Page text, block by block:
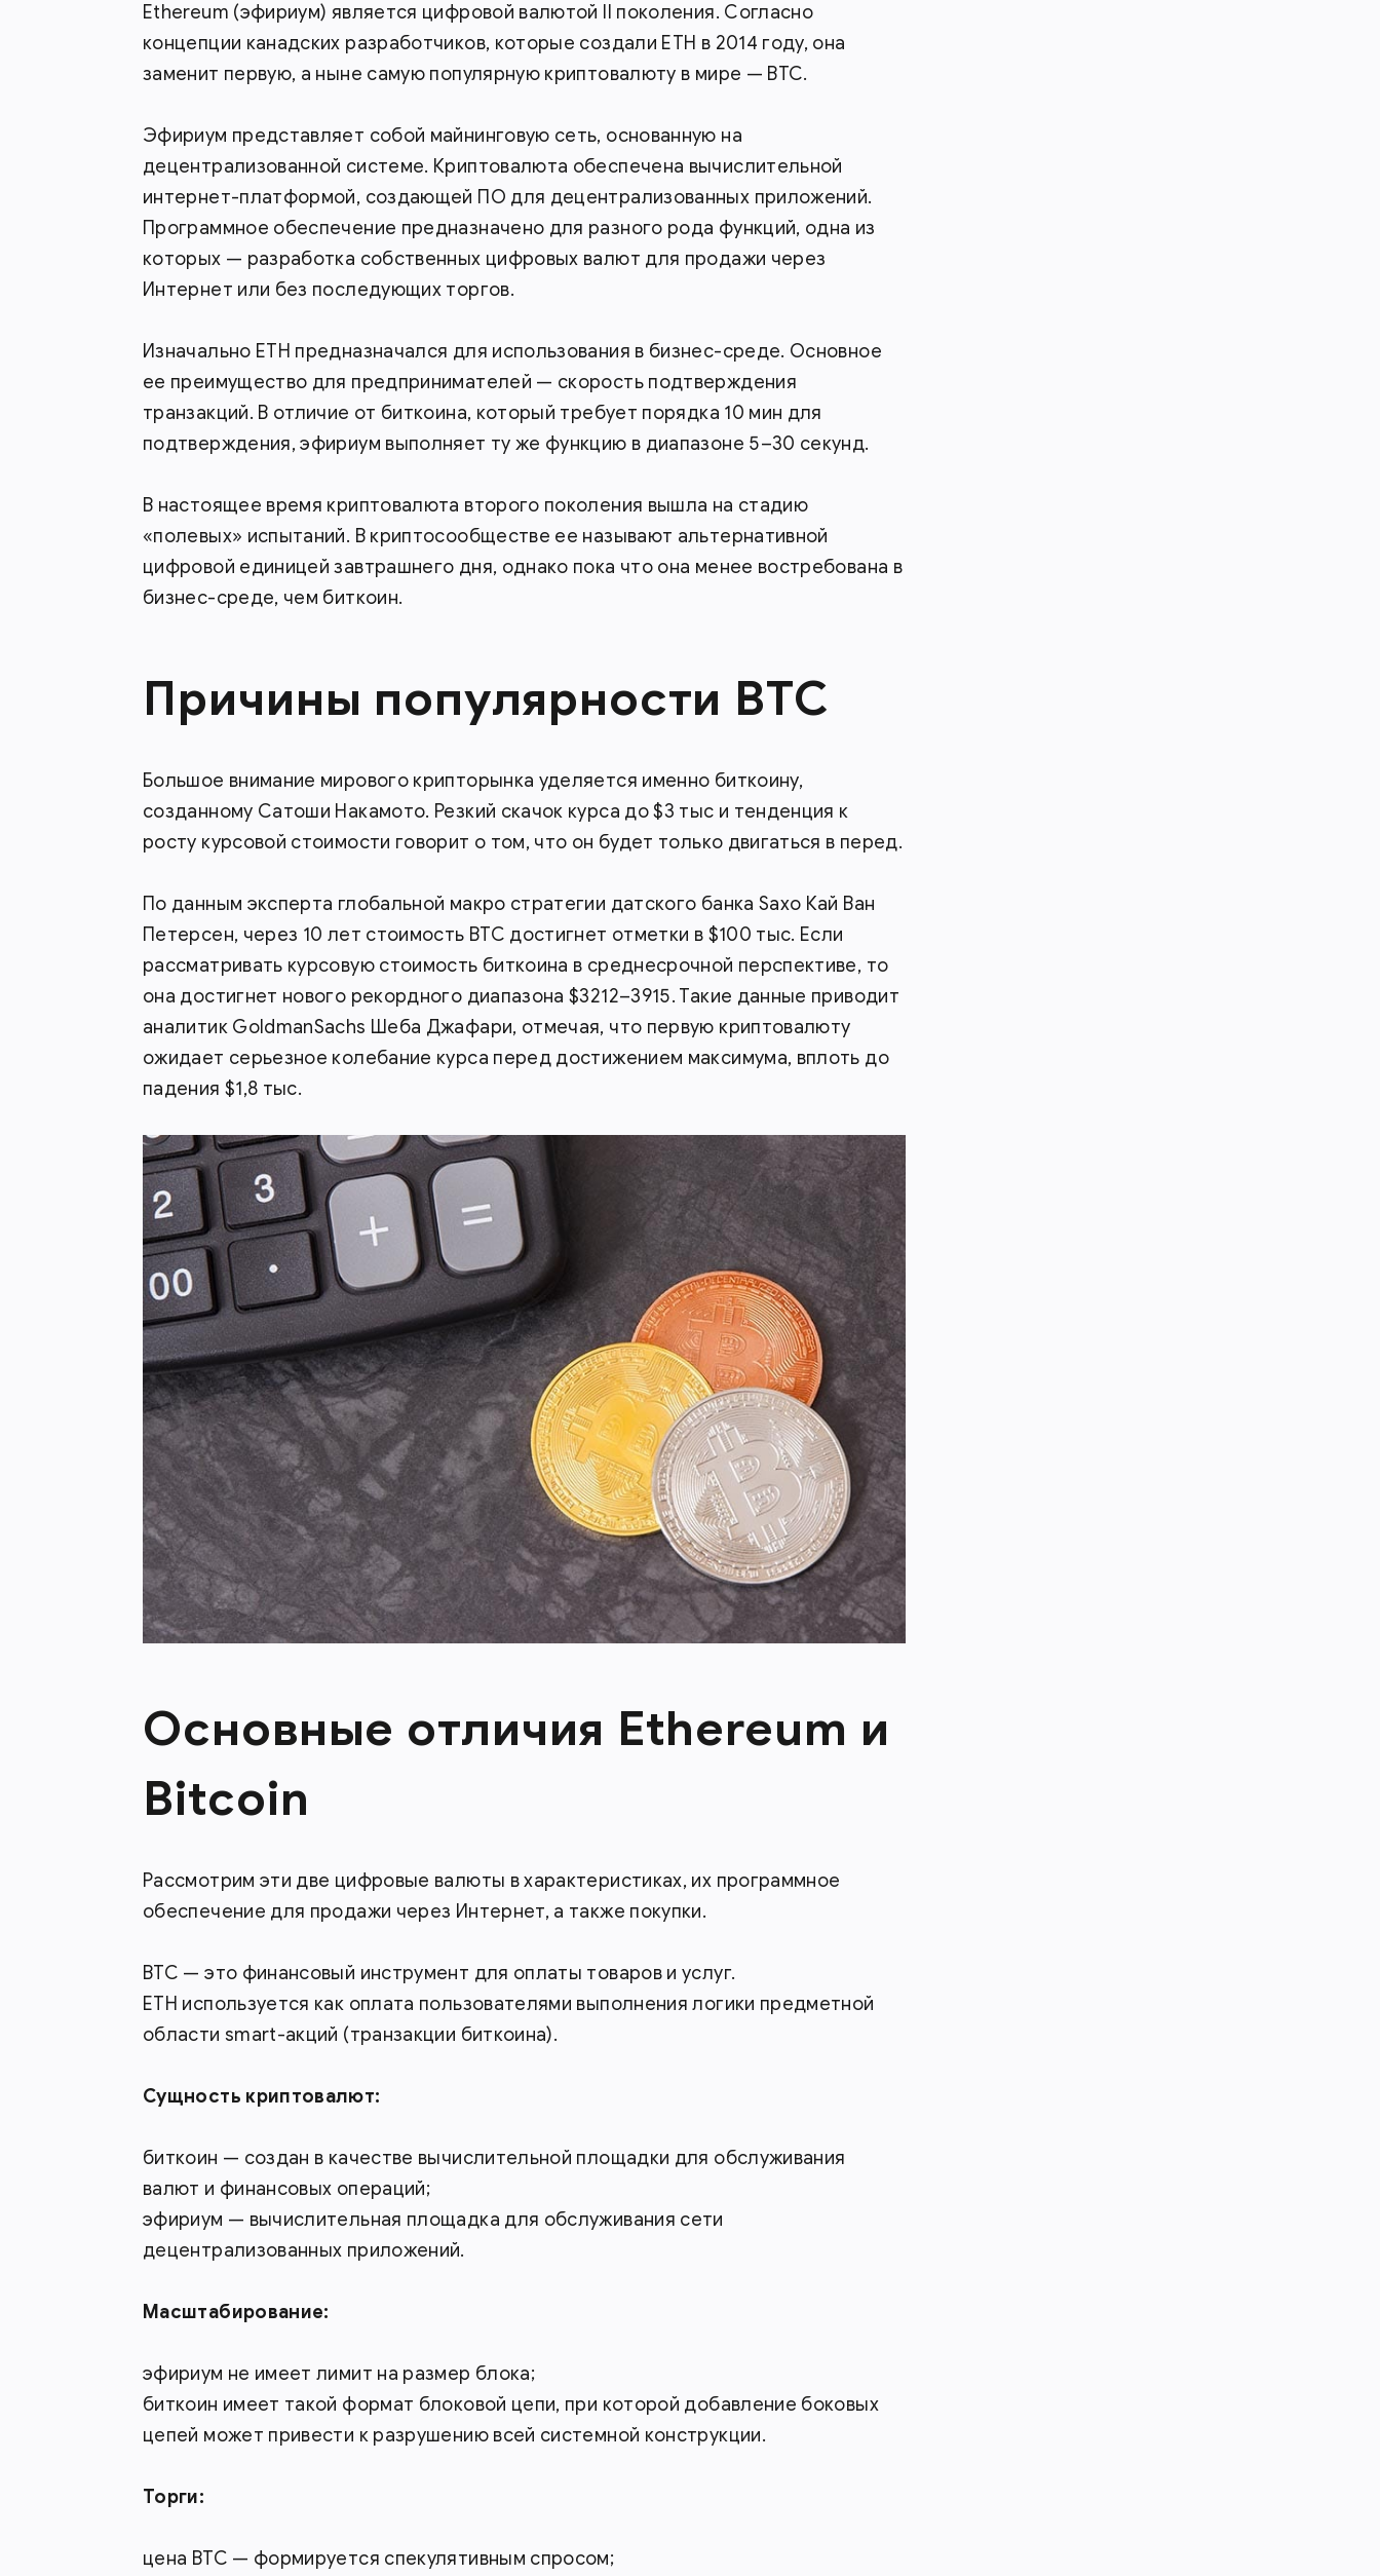
Ethereum (эфириум) является цифровой валютой II поколения. Согласно
концепции канадских разработчиков, которые создали ETH в 2014 году, она
заменит первую, а ныне самую популярную криптовалюту в мире — BTC.
Эфириум представляет собой майнинговую сеть, основанную на
децентрализованной системе. Криптовалюта обеспечена вычислительной
интернет-платформой, создающей ПО для децентрализованных приложений.
Программное обеспечение предназначено для разного рода функций, одна из
которых — разработка собственных цифровых валют для продажи через
Интернет или без последующих торгов.
Изначально ETH предназначался для использования в бизнес-среде. Основное
ее преимущество для предпринимателей — скорость подтверждения
транзакций. В отличие от биткоина, который требует порядка 10 мин для
подтверждения, эфириум выполняет ту же функцию в диапазоне 5–30 секунд.
В настоящее время криптовалюта второго поколения вышла на стадию
«полевых» испытаний. В криптосообществе ее называют альтернативной
цифровой единицей завтрашнего дня, однако пока что она менее востребована в
бизнес-среде, чем биткоин.
Причины популярности BTC
Большое внимание мирового крипторынка уделяется именно биткоину,
созданному Сатоши Накамото. Резкий скачок курса до $3 тыс и тенденция к
росту курсовой стоимости говорит о том, что он будет только двигаться в перед.
По данным эксперта глобальной макро стратегии датского банка Saxo Кай Ван
Петерсен, через 10 лет стоимость BTC достигнет отметки в $100 тыс. Если
рассматривать курсовую стоимость биткоина в среднесрочной перспективе, то
она достигнет нового рекордного диапазона $3212–3915. Такие данные приводит
аналитик GoldmanSachs Шеба Джафари, отмечая, что первую криптовалюту
ожидает серьезное колебание курса перед достижением максимума, вплоть до
падения $1,8 тыс.
Основные отличия Ethereum и
Bitcoin
Рассмотрим эти две цифровые валюты в характеристиках, их программное
обеспечение для продажи через Интернет, а также покупки.
BTC — это финансовый инструмент для оплаты товаров и услуг.
ETH используется как оплата пользователями выполнения логики предметной
области smart-акций (транзакции биткоина).
Сущность криптовалют:
биткоин — создан в качестве вычислительной площадки для обслуживания
валют и финансовых операций;
эфириум — вычислительная площадка для обслуживания сети
децентрализованных приложений.
Масштабирование:
эфириум не имеет лимит на размер блока;
биткоин имеет такой формат блоковой цепи, при которой добавление боковых
цепей может привести к разрушению всей системной конструкции.
Торги:
цена BTC — формируется спекулятивным спросом;